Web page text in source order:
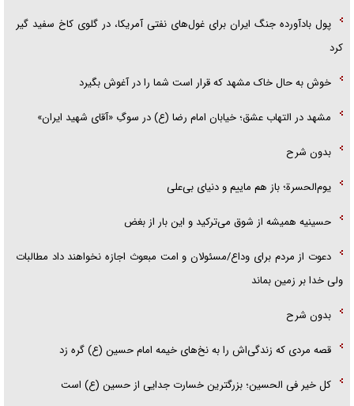
پول بادآورده جنگ ایران برای غول‌های نفتی آمریکا، در گلوی کاخ سفید گیر
کرد
خوش به حال خاک مشهد که قرار است شما را در آغوش بگیرد
مشهد در التهاب عشق؛ خیابان امام رضا (ع) در سوگِ «آقای شهید ایران»
بدون شرح
یوم‌الحسرة؛ باز هم ماییم و دنیای بی‌علی
حسینیه همیشه از شوق می‌ترکید و این بار از بغض
دعوت از مردم برای وداع/مسئولان و امت مبعوث اجازه نخواهند داد مطالبات
ولی خدا بر زمین بماند
بدون شرح
قصه مردی که زندگی‌اش را به نخ‌های خیمه امام حسین (ع) گره زد
کل خیر فی الحسین؛ بزرگترین خسارت جدایی از حسین (ع) است